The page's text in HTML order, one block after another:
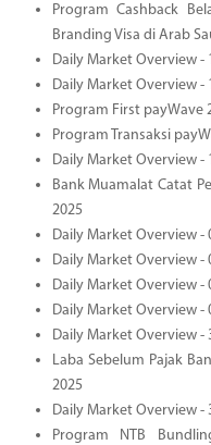
Program Cashback
Branding Visa di Arab
Daily Market Overview -
Daily Market Overview -
Program First payWave
Program Transaksi
Daily Market Overview -
Bank Muamalat Catat
2025
Daily Market Overview -
Daily Market Overview -
Daily Market Overview -
Daily Market Overview -
Daily Market Overview -
Laba Sebelum Pajak
2025
Daily Market Overview -
Program NTB